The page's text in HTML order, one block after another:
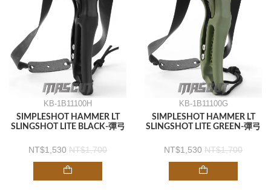
KB-1B11100H
SIMPLESHOT HAMMER LT
SLINGSHOT LITE BLACK-彈弓
1,530 1,700
KB-1B11100G
SIMPLESHOT HAMMER LT
SLINGSHOT LITE GREEN-彈弓
1,530 1,700